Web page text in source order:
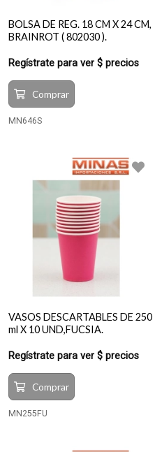
BOLSA DE REG. 18 CM X 24 CM,
BRAINROT ( 802030 ).
Regístrate para ver $ precios
Comprar
MN646S
VASOS DESCARTABLES DE 250
ml X 10 UND,FUCSIA.
Regístrate para ver $ precios
Comprar
MN255FU